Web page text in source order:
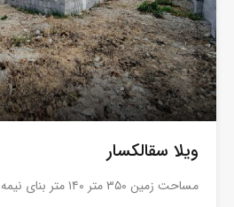
ویلا سقالکسار
مساحت زمین ۳۵۰ متر ۱۴۰ متر بنای نیمه کاره دوبلکس…